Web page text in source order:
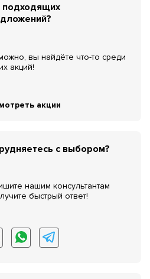
подходящих
вы найдёте что-то среди
акций!
акции
с выбором?
нашим консультантам
быстрый ответ!